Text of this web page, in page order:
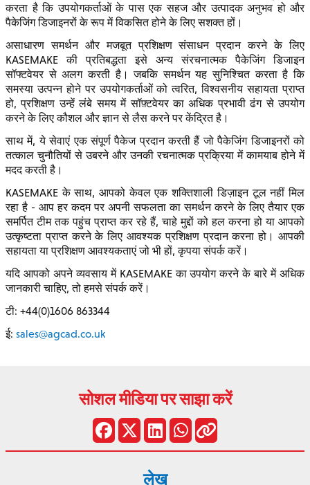
करता है कि उपयोगकर्ताओं के पास एक सहज और उत्पादक अनुभव हो और
पैकेजिंग डिजाइनरों के रूप में विकसित होने के लिए सशक्त हों।
असाधारण समर्थन और मजबूत प्रशिक्षण संसाधन प्रदान करने के लिए
KASEMAKE की प्रतिबद्धता इसे अन्य संरचनात्मक पैकेजिंग डिजाइन
सॉफ्टवेयर से अलग करती है। जबकि समर्थन यह सुनिश्चित करता है कि
समस्या उत्पन्न होने पर उपयोगकर्ताओं को त्वरित, विश्वसनीय सहायता प्राप्त
हो, प्रशिक्षण उन्हें लंबे समय में सॉफ़्टवेयर का अधिक प्रभावी ढंग से उपयोग
करने के लिए कौशल और ज्ञान से लैस करने पर केंद्रित है।
साथ में, ये सेवाएं एक संपूर्ण पैकेज प्रदान करती हैं जो पैकेजिंग डिजाइनरों को
तत्काल चुनौतियों से उबरने और उनकी रचनात्मक प्रक्रिया में कामयाब होने में
मदद करती है।
KASEMAKE के साथ, आपको केवल एक शक्तिशाली डिज़ाइन टूल नहीं मिल
रहा है - आप हर कदम पर अपनी सफलता का समर्थन करने के लिए तैयार एक
समर्पित टीम तक पहुंच प्राप्त कर रहे हैं, चाहे मुद्दों को हल करना हो या आपको
उत्कृष्टता प्राप्त करने के लिए आवश्यक प्रशिक्षण प्रदान करना हो। आपकी
सहायता या प्रशिक्षण आवश्यकताएं जो भी हों, कृपया संपर्क करें।
यदि आपको अपने व्यवसाय में KASEMAKE का उपयोग करने के बारे में अधिक
जानकारी चाहिए, तो हमसे संपर्क करें।
टी: +44(0)1606 863344
ई: sales@agcad.co.uk
सोशल मीडिया पर साझा करें
लेख